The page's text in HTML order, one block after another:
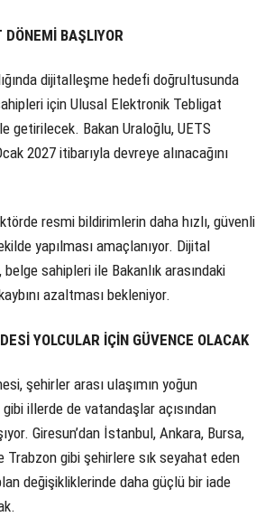
BAŞLIYOR
dijitalleşme hedefi doğrultusunda
için Ulusal Elektronik Tebligat
getirilecek. Bakan Uraloğlu, UETS
2027 itibarıyla devreye alınacağını
resmi bildirimlerin daha hızlı, güvenli
yapılması amaçlanıyor. Dijital
sahipleri ile Bakanlık arasındaki
azaltması bekleniyor.
YOLCULAR İÇİN GÜVENCE OLACAK
şehirler arası ulaşımın yoğun
gibi illerde de vatandaşlar açısından
Giresun’dan İstanbul, Ankara, Bursa,
Trabzon gibi şehirlere sık seyahat eden
değişikliklerinde daha güçlü bir iade